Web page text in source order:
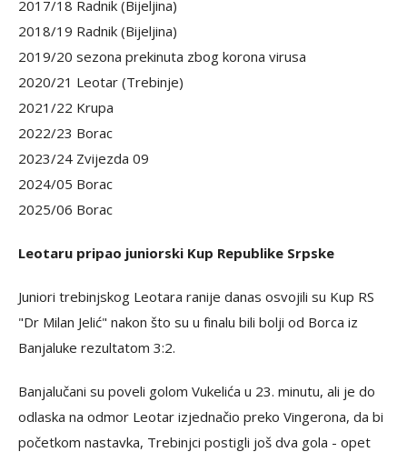
2017/18 Radnik (Bijeljina)
2018/19 Radnik (Bijeljina)
2019/20 sezona prekinuta zbog korona virusa
2020/21 Leotar (Trebinje)
2021/22 Krupa
2022/23 Borac
2023/24 Zvijezda 09
2024/05 Borac
2025/06 Borac
Leotaru pripao juniorski Kup Republike Srpske
Juniori trebinjskog Leotara ranije danas osvojili su Kup RS
"Dr Milan Jelić" nakon što su u finalu bili bolji od Borca iz
Banjaluke rezultatom 3:2.
Banjalučani su poveli golom Vukelića u 23. minutu, ali je do
odlaska na odmor Leotar izjednačio preko Vingerona, da bi
početkom nastavka, Trebinjci postigli još dva gola - opet